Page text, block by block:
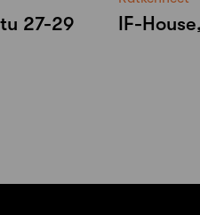
27-29 IF-